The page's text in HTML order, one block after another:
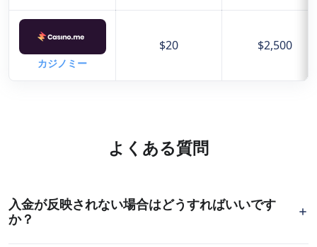
カジノミー
$20 $2,500
よくある質問
入金が反映されない場合はどうすればいいです
か？